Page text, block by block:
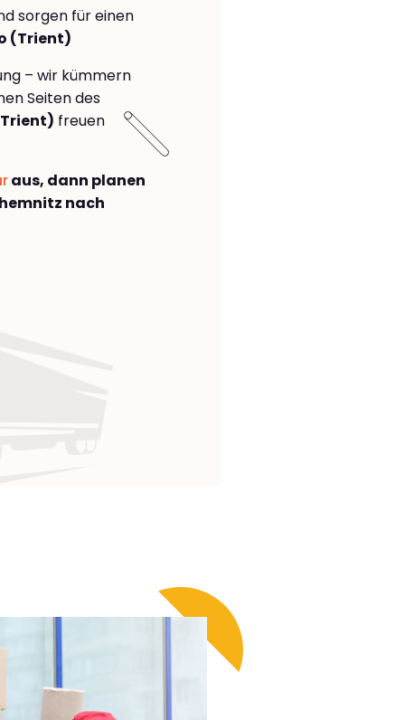
sorgen für einen
(Trient)
– wir kümmern
Seiten des
freuen
aus, dann planen
nach